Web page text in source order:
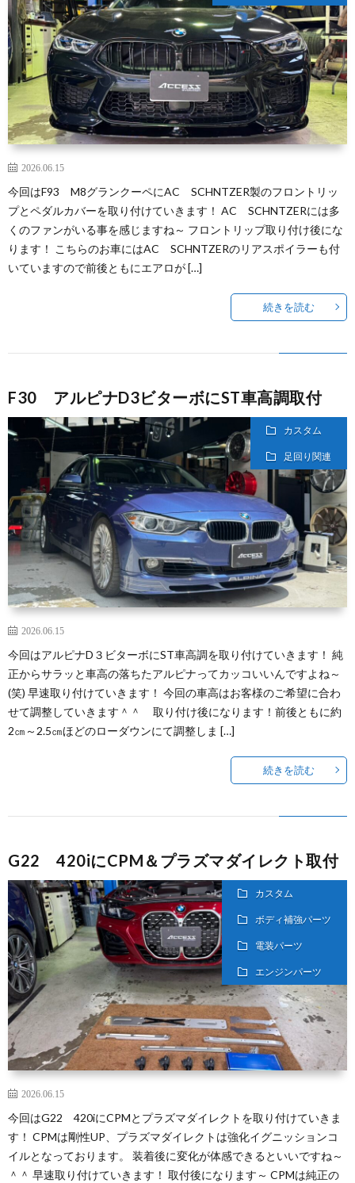
2026.06.15
今回はF93 M8グランクーペにAC SCHNTZER製のフロントリッ
プとペダルカバーを取り付けていきます！ AC SCHNTZERには多
くのファンがいる事を感じますね～ フロントリップ取り付け後にな
ります！ こちらのお車にはAC SCHNTZERのリアスポイラーも付
いていますので前後ともにエアロが […]
続きを読む
F30 アルピナD3ビターボにST車高調取付
カスタム
足回り関連
2026.06.15
今回はアルピナD３ビターボにST車高調を取り付けていきます！ 純
正からサラッと車高の落ちたアルピナってカッコいいんですよね～
(笑) 早速取り付けていきます！ 今回の車高はお客様のご希望に合わ
せて調整していきます＾＾ 取り付け後になります！前後ともに約
2㎝～2.5㎝ほどのローダウンにて調整しま […]
続きを読む
G22 420iにCPM＆プラズマダイレクト取付
カスタム
ボディ補強パーツ
電装パーツ
エンジンパーツ
2026.06.15
今回はG22 420iにCPMとプラズマダイレクトを取り付けていきま
す！ CPMは剛性UP、プラズマダイレクトは強化イグニッションコ
イルとなっております。 装着後に変化が体感できるといいですね～
＾＾ 早速取り付けていきます！ 取付後になります～ CPMは純正の